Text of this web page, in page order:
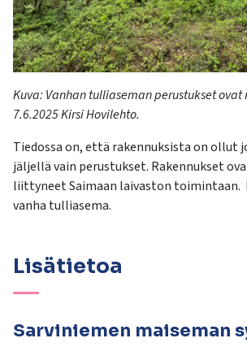
Kuva:Vanhan tulliaseman perustukset ovat
7.6.2025 Kirsi Hovilehto.
Tiedossa on, että rakennuksista on ollut
jäljellä vain perustukset. Rakennukset
liittyneet Saimaan laivaston toimintaan.
vanha tulliasema.
Lisätietoa
Sarviniemen maiseman